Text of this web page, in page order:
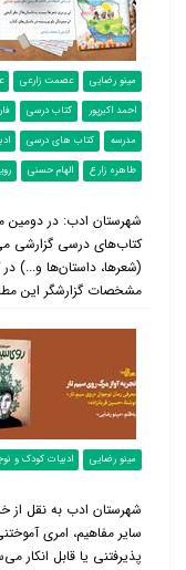
مینو رضایی عصمت زارعی
احمد اکبرپور
کتاب درسی
مدرسه
کتاب های درسی
طاهره زارع
الهام حسنی
شهرستان ادب: در دومین
کتاب‌‌های درسی گزارشی
(شعرها، داستان‌ها و...)
مشخصات گزارشگر این
مینو رضایی ادبیات کودک و
شهرستان ادب به نقل از
سایر مفاهیم، امری
پذیرفتنی یا قابل انکار